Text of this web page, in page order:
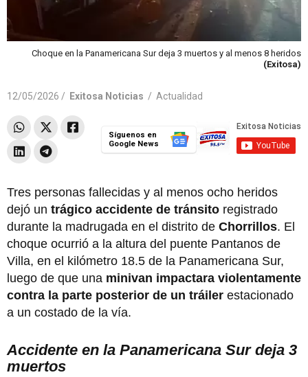
Choque en la Panamericana Sur deja 3 muertos y al menos 8 heridos
(Exitosa)
12/05/2026 / Exitosa Noticias / Actualidad
Síguenos en
Google News
Tres personas fallecidas y al menos ocho heridos
dejó un trágico accidente de tránsito registrado
durante la madrugada en el distrito de Chorrillos. El
choque ocurrió a la altura del puente Pantanos de
Villa, en el kilómetro 18.5 de la Panamericana Sur,
luego de que una minivan impactara violentamente
contra la parte posterior de un tráiler estacionado
a un costado de la vía.
Accidente en la Panamericana Sur deja 3
muertos